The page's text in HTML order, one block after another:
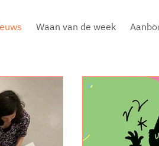
Waan van de week